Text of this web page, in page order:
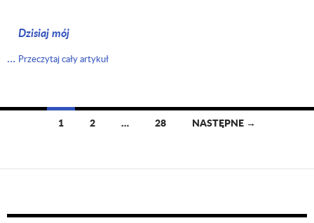
Dzisiaj mój
… Przeczytaj cały artykuł
po
1 2 … 28 NASTĘPNE →